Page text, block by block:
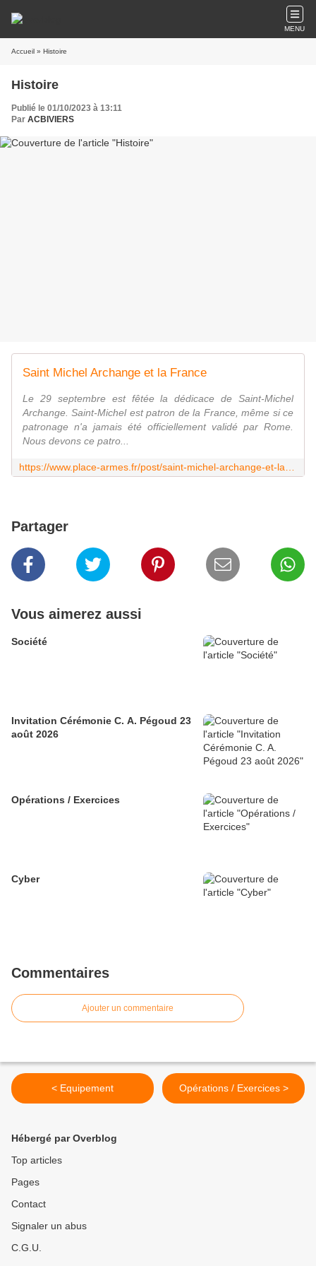
MENU
Accueil » Histoire
Histoire
Publié le 01/10/2023 à 13:11
Par ACBIVIERS
Saint Michel Archange et la France
Le 29 septembre est fêtée la dédicace de Saint-Michel
Archange. Saint-Michel est patron de la France, même si ce
patronage n'a jamais été officiellement validé par Rome.
Nous devons ce patro...
Partager
Vous aimerez aussi
Société
Invitation Cérémonie C. A. Pégoud 23
août 2026
Opérations / Exercices
Cyber
Commentaires
Ajouter un commentaire
< Equipement Opérations / Exercices >
Hébergé par Overblog
Top articles
Pages
Contact
Signaler un abus
C.G.U.